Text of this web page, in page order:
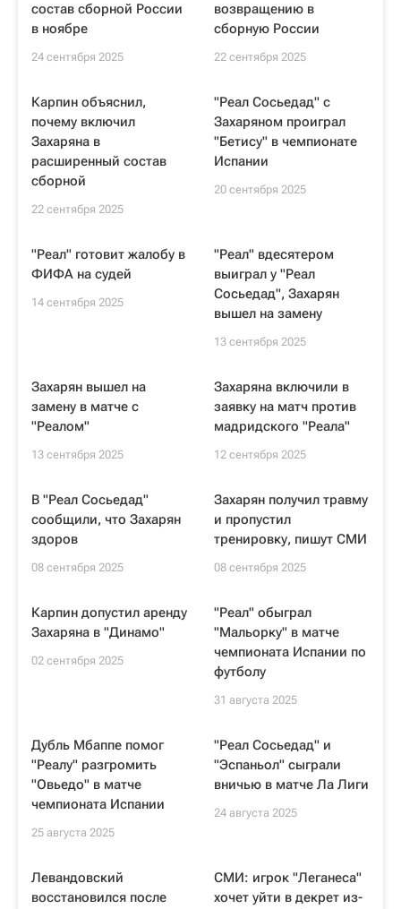
состав сборной России
в ноябре
24 сентября 2025
возвращению в
сборную России
22 сентября 2025
Карпин объяснил,
почему включил
Захаряна в
расширенный состав
сборной
22 сентября 2025
"Реал Сосьедад" с
Захаряном проиграл
"Бетису" в чемпионате
Испании
20 сентября 2025
"Реал" готовит жалобу в
ФИФА на судей
14 сентября 2025
"Реал" вдесятером
выиграл у "Реал
Сосьедад", Захарян
вышел на замену
13 сентября 2025
Захарян вышел на
замену в матче с
"Реалом"
13 сентября 2025
Захаряна включили в
заявку на матч против
мадридского "Реала"
12 сентября 2025
В "Реал Сосьедад"
сообщили, что Захарян
здоров
08 сентября 2025
Захарян получил травму
и пропустил
тренировку, пишут СМИ
08 сентября 2025
Карпин допустил аренду
Захаряна в "Динамо"
02 сентября 2025
"Реал" обыграл
"Мальорку" в матче
чемпионата Испании по
футболу
31 августа 2025
Дубль Мбаппе помог
"Реалу" разгромить
"Овьедо" в матче
чемпионата Испании
25 августа 2025
"Реал Сосьедад" и
"Эспаньол" сыграли
вничью в матче Ла Лиги
24 августа 2025
Левандовский
восстановился после
СМИ: игрок "Леганеса"
хочет уйти в декрет из-